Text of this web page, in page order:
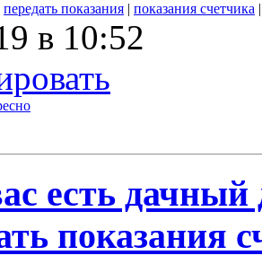
передать показания | показания счетчика
в 10:52
есть дачный
показания